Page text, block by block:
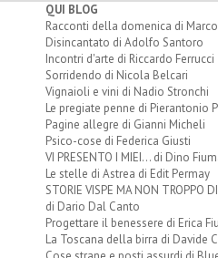
QUI BLOG
Racconti della domenica di
Disincantato di Adolfo Santoro
Incontri d'arte di Riccardo Ferrucci
Sorridendo di Nicola Belcari
Vignaioli e vini di Nadio Stronchi
Le pregiate penne di Pierantonio
Pagine allegre di Gianni Micheli
Psico-cose di Federica Giusti
VI PRESENTO I MIEI... di Dino
Le stelle di Astrea di Edit Permay
STORIE VISPE MA NON TROPPO
di Dario Dal Canto
Progettare il benessere di Erica
La Toscana della birra di Davide